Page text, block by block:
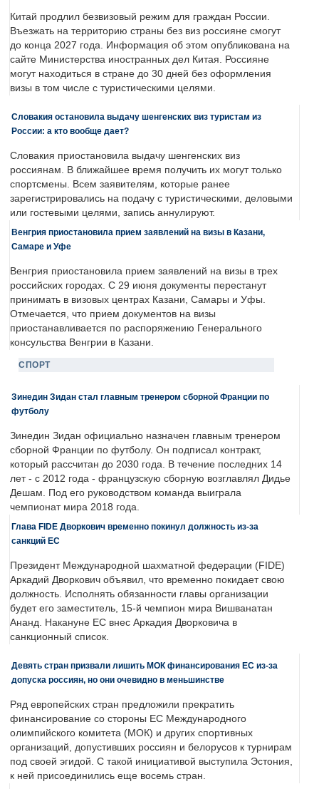
Китай продлил безвизовый режим для граждан России.
Въезжать на территорию страны без виз россияне смогут
до конца 2027 года. Информация об этом опубликована на
сайте Министерства иностранных дел Китая. Россияне
могут находиться в стране до 30 дней без оформления
визы в том числе с туристическими целями.
Словакия остановила выдачу шенгенских виз туристам из
России: а кто вообще дает?
Словакия приостановила выдачу шенгенских виз
россиянам. В ближайшее время получить их могут только
спортсмены. Всем заявителям, которые ранее
зарегистрировались на подачу с туристическими, деловыми
или гостевыми целями, запись аннулируют.
Венгрия приостановила прием заявлений на визы в Казани,
Самаре и Уфе
Венгрия приостановила прием заявлений на визы в трех
российских городах. С 29 июня документы перестанут
принимать в визовых центрах Казани, Самары и Уфы.
Отмечается, что прием документов на визы
приостанавливается по распоряжению Генерального
консульства Венгрии в Казани.
СПОРТ
Зинедин Зидан стал главным тренером сборной Франции по
футболу
Зинедин Зидан официально назначен главным тренером
сборной Франции по футболу. Он подписал контракт,
который рассчитан до 2030 года. В течение последних 14
лет - с 2012 года - французскую сборную возглавлял Дидье
Дешам. Под его руководством команда выиграла
чемпионат мира 2018 года.
Глава FIDE Дворкович временно покинул должность из-за
санкций ЕС
Президент Международной шахматной федерации (FIDE)
Аркадий Дворкович объявил, что временно покидает свою
должность. Исполнять обязанности главы организации
будет его заместитель, 15-й чемпион мира Вишванатан
Ананд. Накануне ЕС внес Аркадия Дворковича в
санкционный список.
Девять стран призвали лишить МОК финансирования ЕС из-за
допуска россиян, но они очевидно в меньшинстве
Ряд европейских стран предложили прекратить
финансирование со стороны ЕС Международного
олимпийского комитета (МОК) и других спортивных
организаций, допустивших россиян и белорусов к турнирам
под своей эгидой. С такой инициативой выступила Эстония,
к ней присоединились еще восемь стран.